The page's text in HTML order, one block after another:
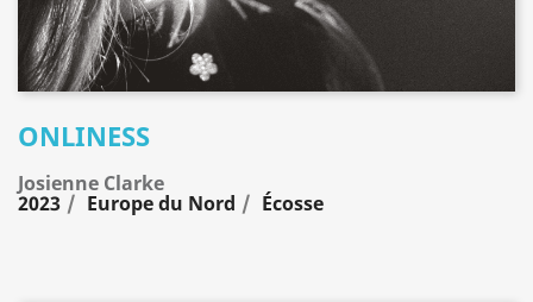
ONLINESS
Josienne Clarke
2023 Europe du Nord Écosse